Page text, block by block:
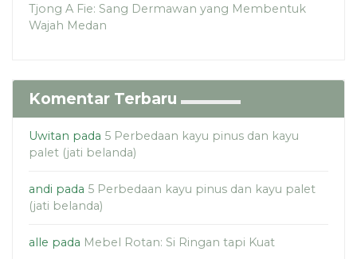
Tjong A Fie: Sang Dermawan yang Membentuk
Wajah Medan
Komentar Terbaru
Uwitan pada 5 Perbedaan kayu pinus dan kayu
palet (jati belanda)
andi pada 5 Perbedaan kayu pinus dan kayu palet
(jati belanda)
alle pada Mebel Rotan: Si Ringan tapi Kuat